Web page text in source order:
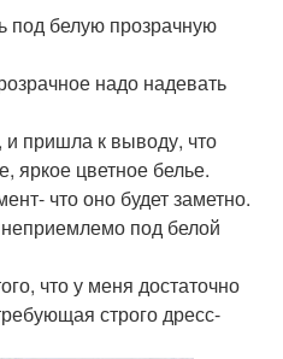
под белую прозрачную
надо надевать
и пришла к выводу, что
яркое цветное белье.
что оно будет заметно.
под белой
что у меня достаточно
строго дресс-